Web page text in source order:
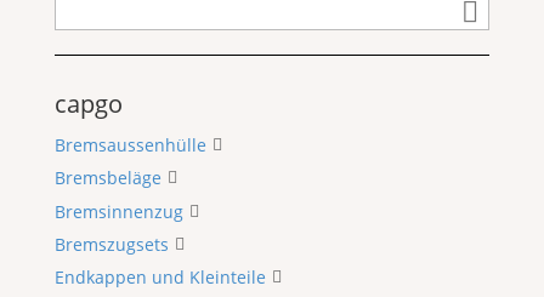
capgo
Bremsaussenhülle
Bremsbeläge
Bremsinnenzug
Bremszugsets
Endkappen und Kleinteile